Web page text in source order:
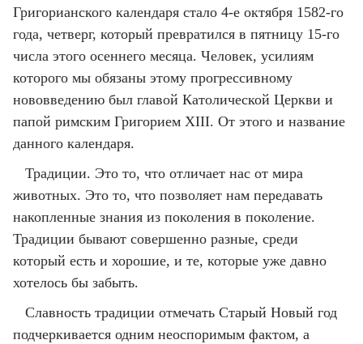
Григорианского календаря стало 4-е октября 1582-го
года, четверг, который превратился в пятницу 15-го
числа этого осеннего месяца. Человек, усилиям
которого мы обязаны этому прогрессивному
нововведению был главой Католической Церкви и
папой римским Григорием XIII. От этого и название
данного календаря.
Традиции. Это то, что отличает нас от мира
животных. Это то, что позволяет нам передавать
накопленные знания из поколения в поколение.
Традиции бывают совершенно разные, среди
который есть и хорошие, и те, которые уже давно
хотелось бы забыть.
Славность традиции отмечать Старый Новый год
подчеркивается одним неоспоримым фактом, а